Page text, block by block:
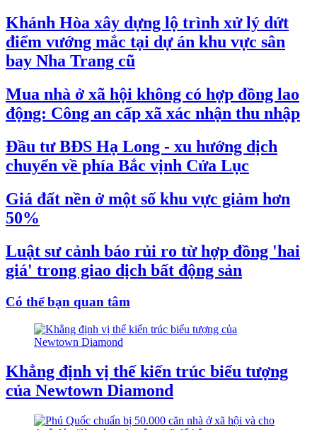
Khánh Hòa xây dựng lộ trình xử lý dứt
điểm vướng mắc tại dự án khu vực sân
bay Nha Trang cũ
Mua nhà ở xã hội không có hợp đồng lao
động: Công an cấp xã xác nhận thu nhập
Đầu tư BĐS Hạ Long - xu hướng dịch
chuyển về phía Bắc vịnh Cửa Lục
Giá đất nền ở một số khu vực giảm hơn
50%
Luật sư cảnh báo rủi ro từ hợp đồng 'hai
giá' trong giao dịch bất động sản
Có thể bạn quan tâm
Khẳng định vị thế kiến trúc biểu tượng
của Newtown Diamond